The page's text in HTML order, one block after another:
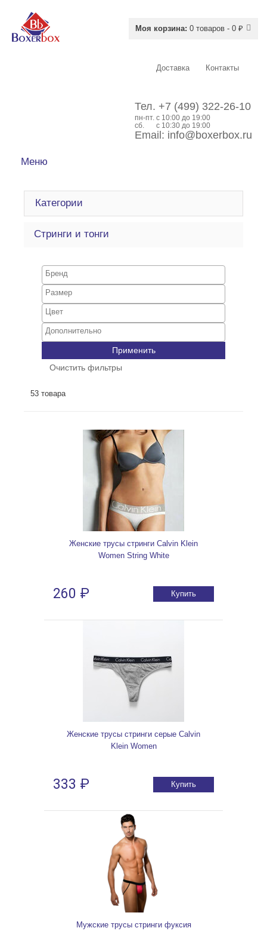
Моя корзина: 0 товаров - 0 ₽
Доставка Контакты
Тел. +7 (499) 322-26-10
пн-пт. c 10:00 до 19:00
сб.
с 10:30 до 19:00
Email: info@boxerbox.ru
Меню
Категории
Стринги и тонги
Применить
Очистить фильтры
53 товара
Женские трусы стринги Calvin Klein
Women String White
260 ₽ Купить
Женские трусы стринги серые Calvin
Klein Women
333 ₽ Купить
Мужские трусы стринги фуксия